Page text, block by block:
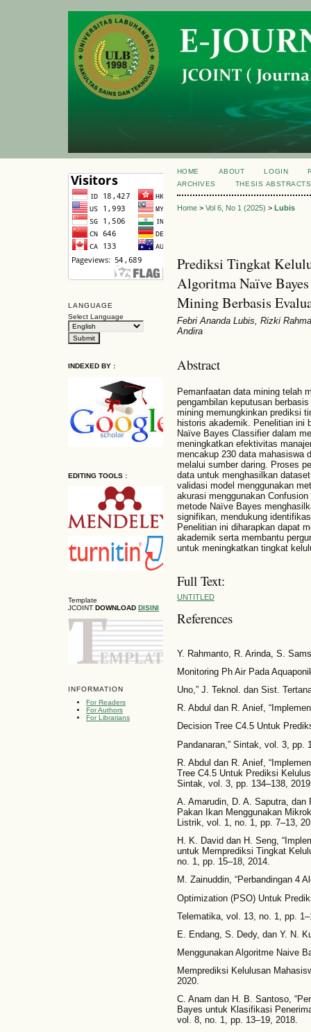
LANGUAGE
Select Language
INDEXED BY :
EDITING TOOLS :
Template
JCOINT DOWNLOAD DISINI
INFORMATION
For Readers
For Authors
For Librarians
HOME ABOUT LOGIN
ARCHIVES
THESIS ABSTRACTS
Home> Vol 6, No 1 (2025) > Lubis
Prediksi Tingkat
Algoritma Naïve
Mining Berbasis
Febri Ananda Lubis, Rizki
Andira
Abstract
Pemanfaatan data mining telah
pengambilan keputusan
mining memungkinkan prediksi
historis akademik. Penelitian ini
Naïve Bayes Classifier dalam
meningkatkan efektivitas
mencakup 230 data mahasiswa
melalui sumber daring. Proses
data untuk menghasilkan
validasi model menggunakan
akurasi menggunakan
metode Naïve Bayes
signifikan, mendukung
Penelitian ini diharapkan dapat
akademik serta membantu
untuk meningkatkan tingkat
Full Text:
UNTITLED
References
Y. Rahmanto, R. Arinda, S.
Monitoring Ph Air Pada
Uno,” J. Teknol. dan Sist.
R. Abdul dan R. Anief,
Decision Tree C4.5 Untuk
Pandanaran,” Sintak, vol. 3, pp.
R. Abdul dan R. Anief,
Tree C4.5 Untuk Prediksi
Sintak, vol. 3, pp. 134–138,
A. Amarudin, D. A. Saputra, dan
Pakan Ikan Menggunakan
Listrik, vol. 1, no. 1, pp. 7–13,
H. K. David dan H. Seng,
untuk Memprediksi Tingkat
no. 1, pp. 15–18, 2014.
M. Zainuddin, “Perbandingan 4
Optimization (PSO) Untuk
Telematika, vol. 13, no. 1, pp.
E. Endang, S. Dedy, dan Y. N.
Menggunakan Algoritme Naive
Memprediksi Kelulusan
2020.
C. Anam dan H. B. Santoso,
Bayes untuk Klasifikasi
vol. 8, no. 1, pp. 13–19, 2018.